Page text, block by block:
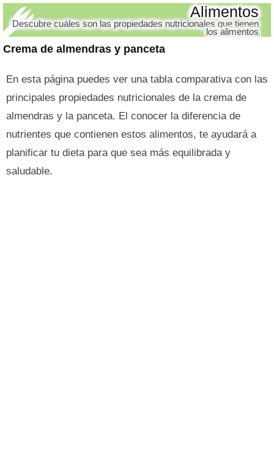
Crema de almendras y panceta
Alimentos
Descubre cuáles son las propiedades nutricionales que tienen
los alimentos
En esta página puedes ver una tabla comparativa con las
principales propiedades nutricionales de la crema de
almendras y la panceta. El conocer la diferencia de
nutrientes que contienen estos alimentos, te ayudará a
planificar tu dieta para que sea más equilibrada y
saludable.